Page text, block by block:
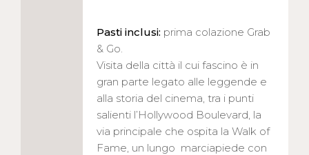
Pasti inclusi: prima colazione Grab
& Go.
Visita della città il cui fascino è in
gran parte legato alle leggende e
alla storia del cinema, tra i punti
salienti l’Hollywood Boulevard, la
via principale che ospita la Walk of
Fame, un lungo marciapiede con